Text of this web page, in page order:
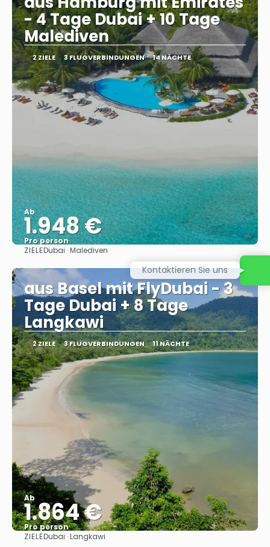
- 4 Tage Dubai + 10 Tage
Malediven
2 ZIELE 3 FLUGVERBINDUNGEN 14 NÄCHTE
Ab
1.948 €
Pro person
ZIELEDubai · Malediven
aus Basel mit FlyDubai - 3
Tage Dubai + 8 Tage
Langkawi
2 ZIELE 3 FLUGVERBINDUNGEN 11 NÄCHTE
Ab
1.864 €
Pro person
ZIELEDubai · Langkawi
Kontaktieren Sie uns